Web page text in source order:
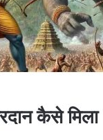
कैसे मिला